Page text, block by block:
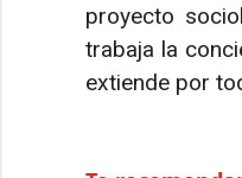
proyecto
trabaja la
extiende por